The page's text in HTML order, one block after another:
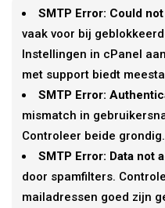
SMTP Error: Could
vaak voor bij
Instellingen in cPanel
met support biedt
SMTP Error:
mismatch in
Controleer beide grondig.
SMTP Error: Data not
door spamfilters.
mailadressen goed zijn